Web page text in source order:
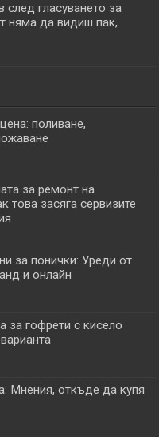
след гласуването за
няма да видиш пак,
поливане,
за ремонт на
това засяга сервизите
за понички: Уреди от
и онлайн
за гофрети с кисело
Мнения, откъде да купя